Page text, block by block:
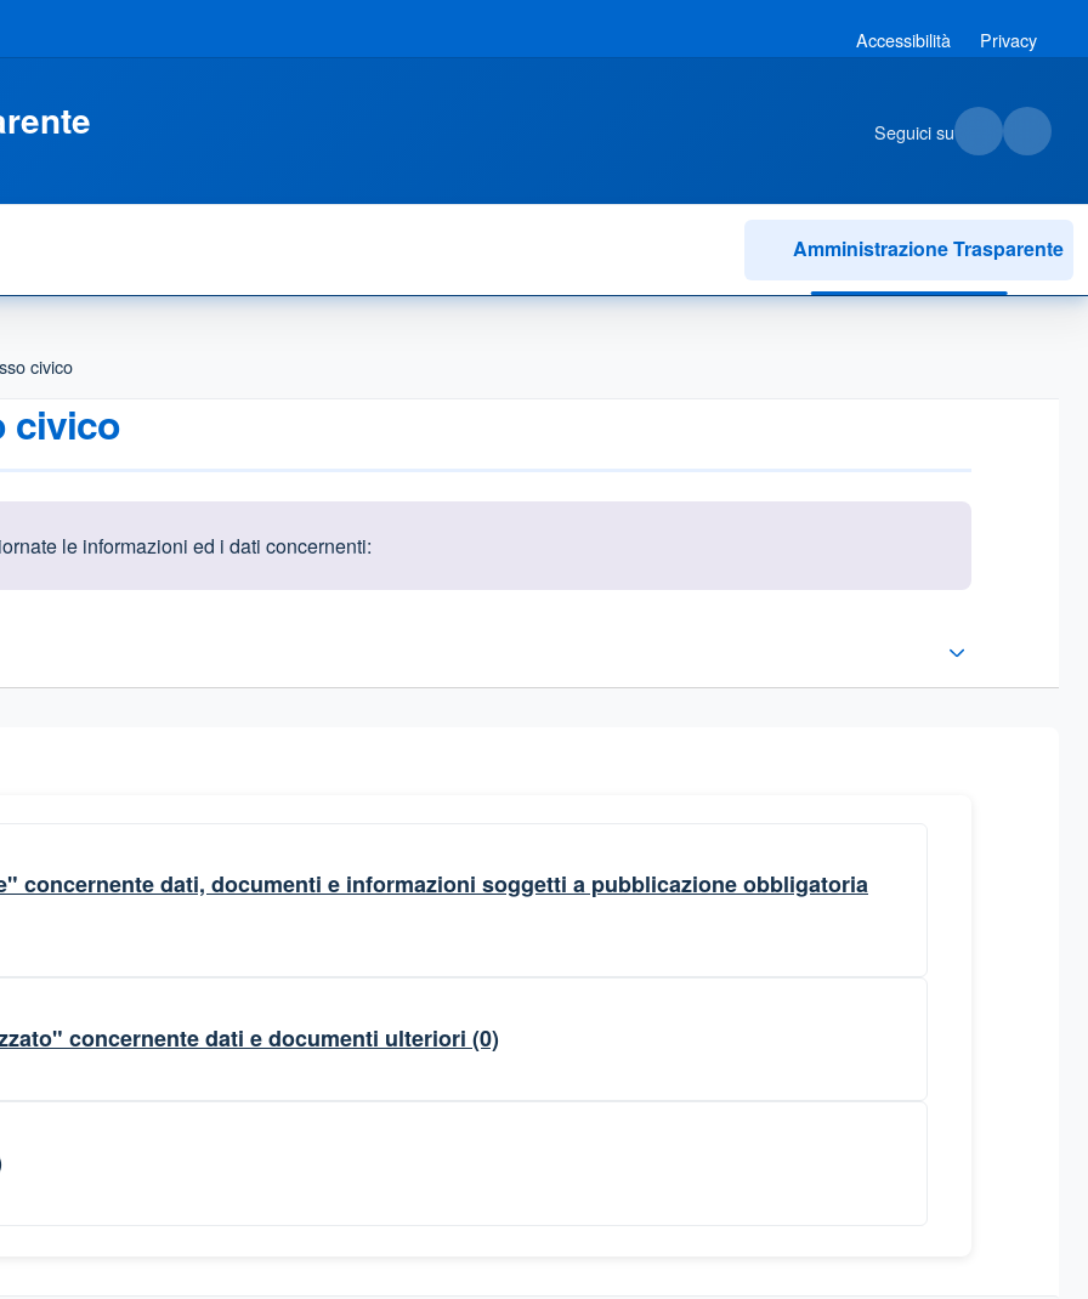
Accessibilità Privacy
Seguici su
Amministrazione Trasparente
civico
civico
le informazioni ed i dati concernenti:
concernente dati, documenti e informazioni soggetti a pubblicazione obbligatoria
concernente dati e documenti ulteriori (0)